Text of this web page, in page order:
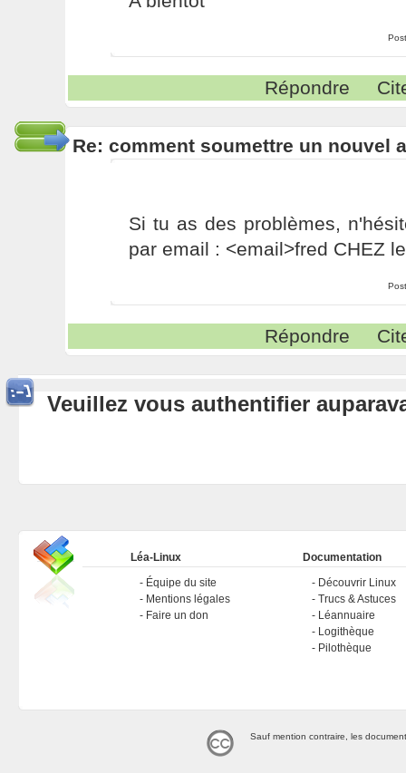
Répondre
Re: comment soumettre un nouvel
Si tu as des problèmes,
par email : <email>fred CHEZ
Répondre
Veuillez vous authentifier
Léa-Linux
Équipe du site
Mentions légales
Faire un don
Documentation
Découvrir Linux
Trucs & Astuces
Léannuaire
Logithèque
Pilothèque
Sauf mention contraire, les